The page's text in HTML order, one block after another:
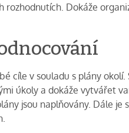
Dokáže
cíle v souladu s plány
úkoly a dokáže vytvářet
jsou naplňovány. Dále je